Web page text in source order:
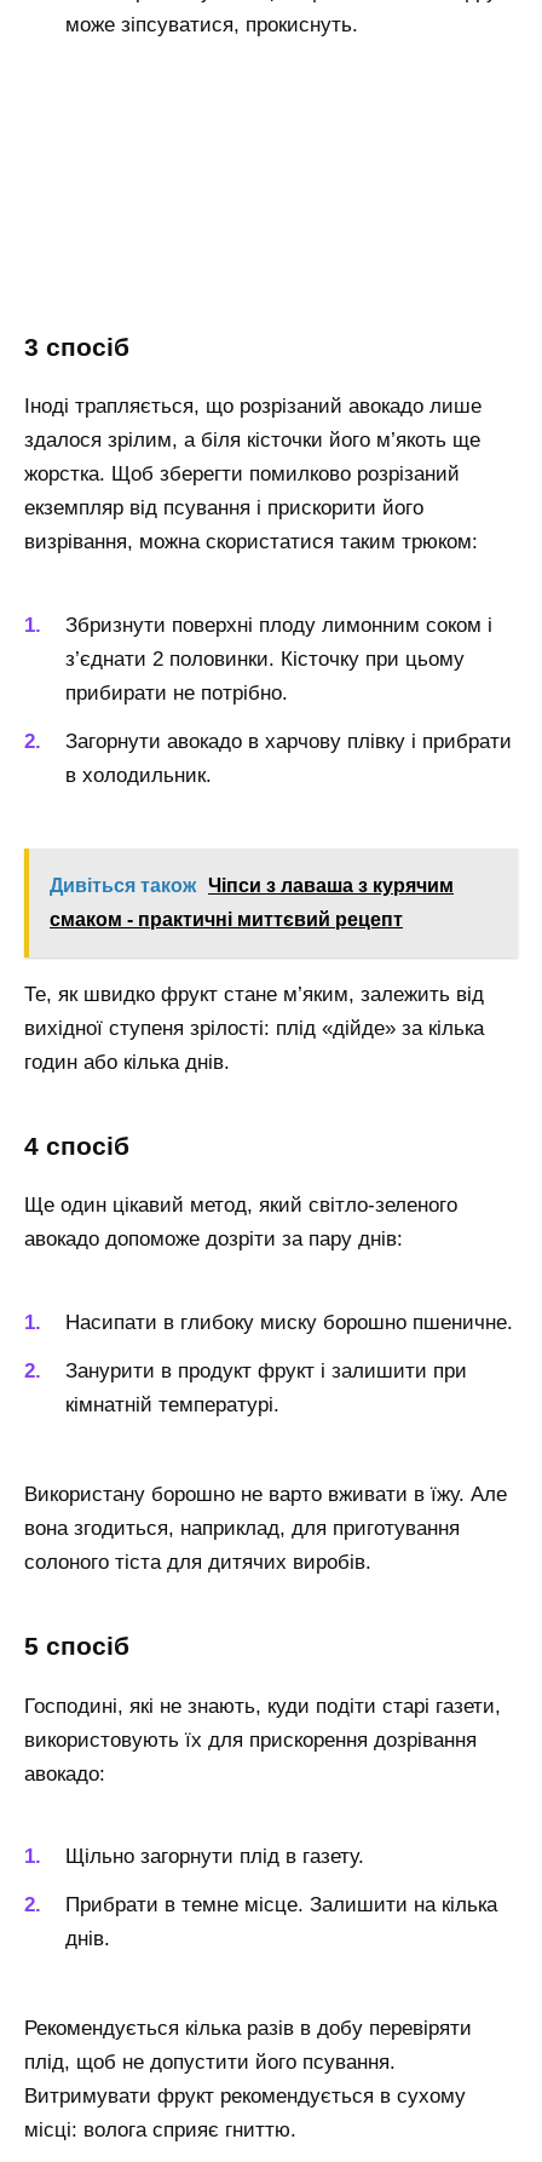
може зіпсуватися, прокиснуть.
3 спосіб
Іноді трапляється, що розрізаний авокадо лише
здалося зрілим, а біля кісточки його м’якоть ще
жорстка. Щоб зберегти помилково розрізаний
екземпляр від псування і прискорити його
визрівання, можна скористатися таким трюком:
Збризнути поверхні плоду лимонним соком і
з’єднати 2 половинки. Кісточку при цьому
прибирати не потрібно.
Загорнути авокадо в харчову плівку і прибрати
в холодильник.
Дивіться також Чіпси з лаваша з курячим
смаком - практичні миттєвий рецепт
Те, як швидко фрукт стане м’яким, залежить від
вихідної ступеня зрілості: плід «дійде» за кілька
годин або кілька днів.
4 спосіб
Ще один цікавий метод, який світло-зеленого
авокадо допоможе дозріти за пару днів:
Насипати в глибоку миску борошно пшеничне.
Занурити в продукт фрукт і залишити при
кімнатній температурі.
Використану борошно не варто вживати в їжу. Але
вона згодиться, наприклад, для приготування
солоного тіста для дитячих виробів.
5 спосіб
Господині, які не знають, куди подіти старі газети,
використовують їх для прискорення дозрівання
авокадо:
Щільно загорнути плід в газету.
Прибрати в темне місце. Залишити на кілька
днів.
Рекомендується кілька разів в добу перевіряти
плід, щоб не допустити його псування.
Витримувати фрукт рекомендується в сухому
місці: волога сприяє гниттю.